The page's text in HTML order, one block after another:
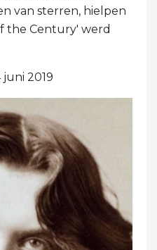
van sterren, hielpen
the Century' werd
2019